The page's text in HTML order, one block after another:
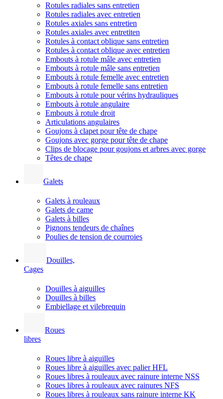
Rotules radiales sans entretien
Rotules radiales avec entretien
Rotules axiales sans entretien
Rotules axiales avec entretiten
Rotules à contact oblique sans entretien
Rotules à contact oblique avec entretien
Embouts à rotule mâle avec entretien
Embouts à rotule mâle sans entretien
Embouts à rotule femelle avec entretien
Embouts à rotule femelle sans entretien
Embouts à rotule pour vérins hydrauliques
Embouts à rotule angulaire
Embouts à rotule droit
Articulations angulaires
Goujons à clapet pour tête de chape
Goujons avec gorge pour tête de chape
Clips de blocage pour goujons et arbres avec gorge
Têtes de chape
Galets
Galets à rouleaux
Galets de came
Galets à billes
Pignons tendeurs de chaînes
Poulies de tension de courroies
Douilles,
Cages
Douilles à aiguilles
Douilles à billes
Embiellage et vilebrequin
Roues
libres
Roues libre à aiguilles
Roues libre à aiguilles avec palier HFL
Roues libres à rouleaux avec rainure interne NSS
Roues libres à rouleaux avec rainures NFS
Roues libres à rouleaux sans rainure interne KK